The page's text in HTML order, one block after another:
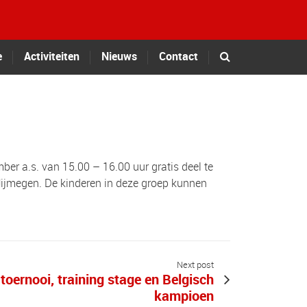
Activiteiten Nieuws Contact
a.s. van 15.00 – 16.00 uur gratis deel te
De kinderen in deze groep kunnen
Next post
training stage en Belgisch
kampioen